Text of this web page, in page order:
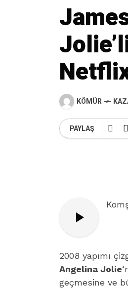
KÖMÜR
PAYLAŞ
2008 yapımı
Angelina Jolie
geçmesine ve